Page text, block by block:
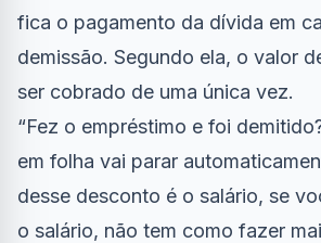
fica o pagamento da dívida em
demissão. Segundo ela, o valor
ser cobrado de uma única vez.
“Fez o empréstimo e foi
em folha vai parar
desse desconto é o salário, se
o salário, não tem como fazer